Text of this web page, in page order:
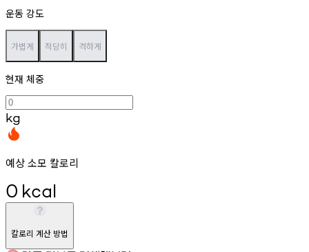
운동 강도
가볍게 적당히 격하게
현재 체중
kg
예상 소모 칼로리
0 kcal
칼로리 계산 방법